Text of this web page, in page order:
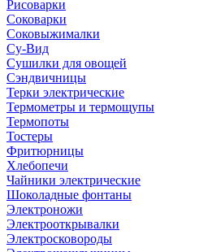
Рисоварки
Соковарки
Соковыжималки
Су-Вид
Сушилки для овощей
Сэндвичницы
Терки электрические
Термометры и термощупы
Термопоты
Тостеры
Фритюрницы
Хлебопечи
Чайники электрические
Шоколадные фонтаны
Электроножи
Электрооткрывалки
Электросковороды